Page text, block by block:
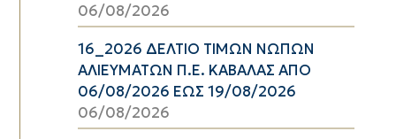
06/08/2026
16_2026 ΔΕΛΤΙΟ ΤΙΜΩΝ ΝΩΠΩΝ
ΑΛΙΕΥΜΑΤΩΝ Π.Ε. ΚΑΒΑΛΑΣ ΑΠΟ
06/08/2026 ΕΩΣ 19/08/2026
06/08/2026